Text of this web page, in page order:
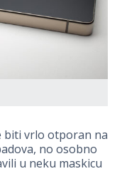
biti vrlo otporan na
no osobno
u neku maskicu